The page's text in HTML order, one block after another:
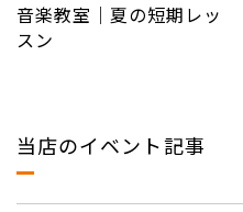
音楽教室｜夏の短期レッ
スン
当店のイベント記事